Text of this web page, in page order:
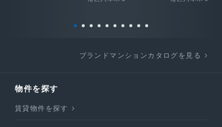
ブランドマンションカタログを見る
物件を探す
賃貸物件を探す